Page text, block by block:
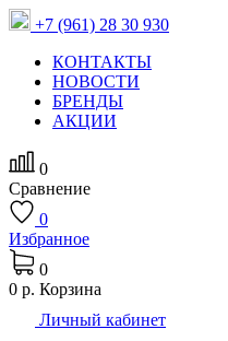
+7 (961) 28 30 930
КОНТАКТЫ
НОВОСТИ
БРЕНДЫ
АКЦИИ
0
Сравнение
0
Избранное
0
0 р. Корзина
Личный кабинет